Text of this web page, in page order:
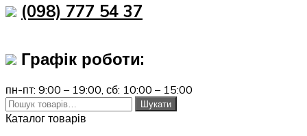
(098) 777 54 37
Графік роботи:
пн-пт: 9:00 – 19:00, сб: 10:00 – 15:00
Шукати:
Шукати
Каталог товарів